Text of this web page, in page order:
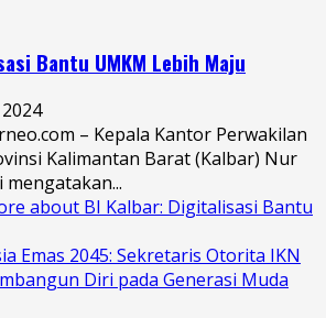
Bantu UMKM Lebih Maju
– Kepala Kantor Perwakilan
Kalimantan Barat (Kalbar) Nur
about BI Kalbar: Digitalisasi Bantu
Emas 2045: Sekretaris Otorita IKN
Diri pada Generasi Muda